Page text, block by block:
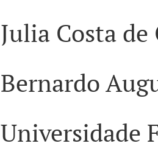
Julia Costa
Bernardo
Universidade